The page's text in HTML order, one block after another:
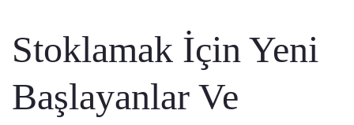
Stoklamak İçin Yeni
Başlayanlar Ve